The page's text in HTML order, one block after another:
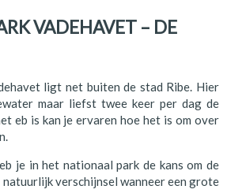
VADEHAVET – DE
ligt net buiten de stad Ribe. Hier
maar liefst twee keer per dag de
eb is kan je ervaren hoe het is om over
je in het nationaal park de kans om de
natuurlijk verschijnsel wanneer een grote